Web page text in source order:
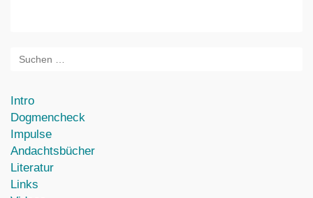
Intro
Dogmencheck
Impulse
Andachtsbücher
Literatur
Links